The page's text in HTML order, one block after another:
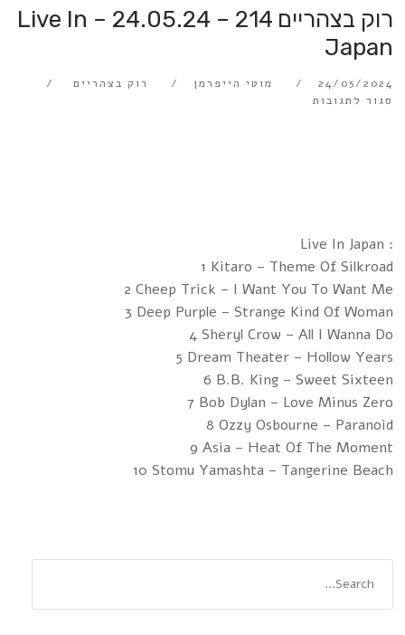
רוק בצהריים 214 – 24.05.24 – Live In
Japan
24/05/2024 מוטי הייפרמן
רוק בצהריים
סגור לתגובות
Live In Japan :
1 Kitaro – Theme Of Silkroad
2 Cheep Trick – I Want You To Want Me
3 Deep Purple – Strange Kind Of Woman
4 Sheryl Crow – All I Wanna Do
5 Dream Theater – Hollow Years
6 B.B. King – Sweet Sixteen
7 Bob Dylan – Love Minus Zero
8 Ozzy Osbourne – Paranoid
9 Asia – Heat Of The Moment
10 Stomu Yamashta – Tangerine Beach